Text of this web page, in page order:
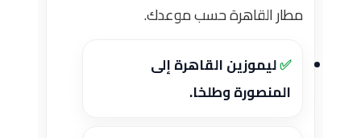
مطار القاهرة حسب موعدك.
ليموزين القاهرة إلى
المنصورة وطلخا.